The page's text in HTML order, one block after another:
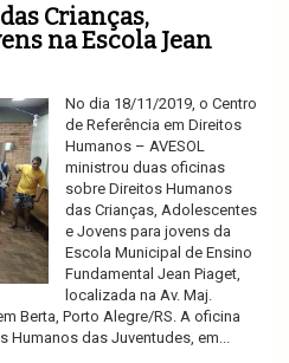
Crianças,
na Escola Jean
No dia 18/11/2019, o Centro
de Referência em Direitos
Humanos – AVESOL
ministrou duas oficinas
sobre Direitos Humanos
das Crianças, Adolescentes
e Jovens para jovens da
Escola Municipal de Ensino
Fundamental Jean Piaget,
localizada na Av. Maj.
Berta, Porto Alegre/RS. A oficina
das Juventudes, em...